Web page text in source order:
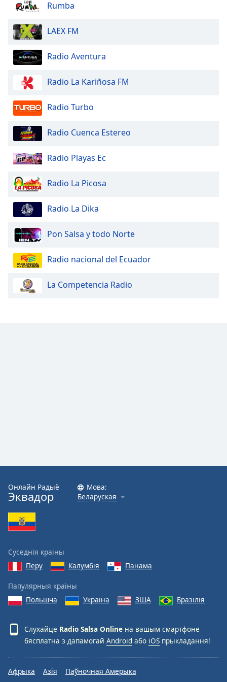
dialog
window.
cancel
window.
Opacity
Text
Background
Color
Opacity
Caption
Family
Reset
Done
Dialog
End
dialog
window.
Rumba
LAEX FM
Radio Aventura
Radio La Kariñosa FM
Radio Turbo
Radio Cuenca Estereo
Radio Playas Ec
Radio La Picosa
Radio La Dika
Pon Salsa y todo Norte
Radio nacional del Ecuador
La Competencia Radio
Онлайн Радыё
Эквадор
Мова:
Беларуская
Суседнія краіны
Перу
Калумбія Панама
Папулярныя краіны
Польшча
Украіна ЗША Бразілія
Слухайце Radio Salsa Online на вашым смартфоне
бясплатна з дапамогай Android або iOS прыкладання!
Афрыка Азія
Паўночная Амерыка